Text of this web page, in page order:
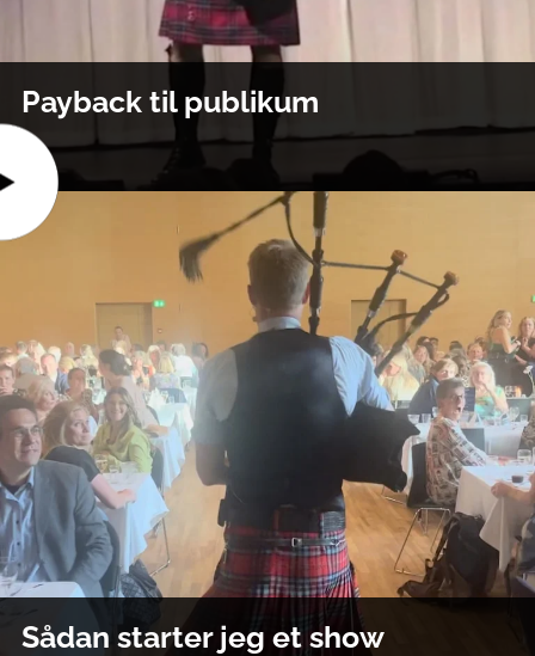
Payback til publikum
Sådan starter jeg et show